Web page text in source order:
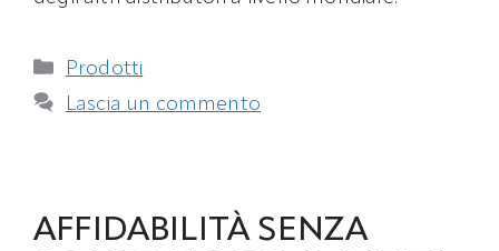
Categorie
Prodotti
Lascia un commento
AFFIDABILITÀ SENZA